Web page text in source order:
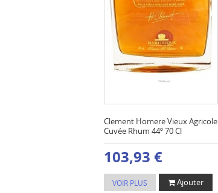
Clement Homere Vieux Agricole
Cuvée Rhum 44º 70 Cl
103,93 €
VOIR PLUS Ajouter